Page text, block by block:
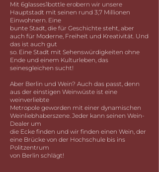
Mit 6glasses1bottle erobern wir unsere
Hauptstadt mit seinen rund 3,7 Millionen
Einwohnern. Eine
bunte Stadt, die für Geschichte steht, aber
auch für Moderne, Freiheit und Kreativität. Und
das ist auch gut
so. Eine Stadt mit Sehenswürdigkeiten ohne
Ende und einem Kulturleben, das
seinesgleichen sucht!
Aber Berlin und Wein? Auch das passt, denn
aus der einstigen Weinwüste ist eine
weinverliebte
Metropole geworden mit einer dynamischen
Weinliebhaberszene. Jeder kann seinen Wein-
Dealer um
die Ecke finden und wir finden einen Wein, der
eine Brücke von der Hochschule bis ins
Politzentrum
von Berlin schlägt!